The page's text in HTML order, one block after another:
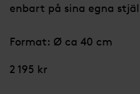
enbart på sina egna
Format: Ø ca 40 cm
2 195 kr